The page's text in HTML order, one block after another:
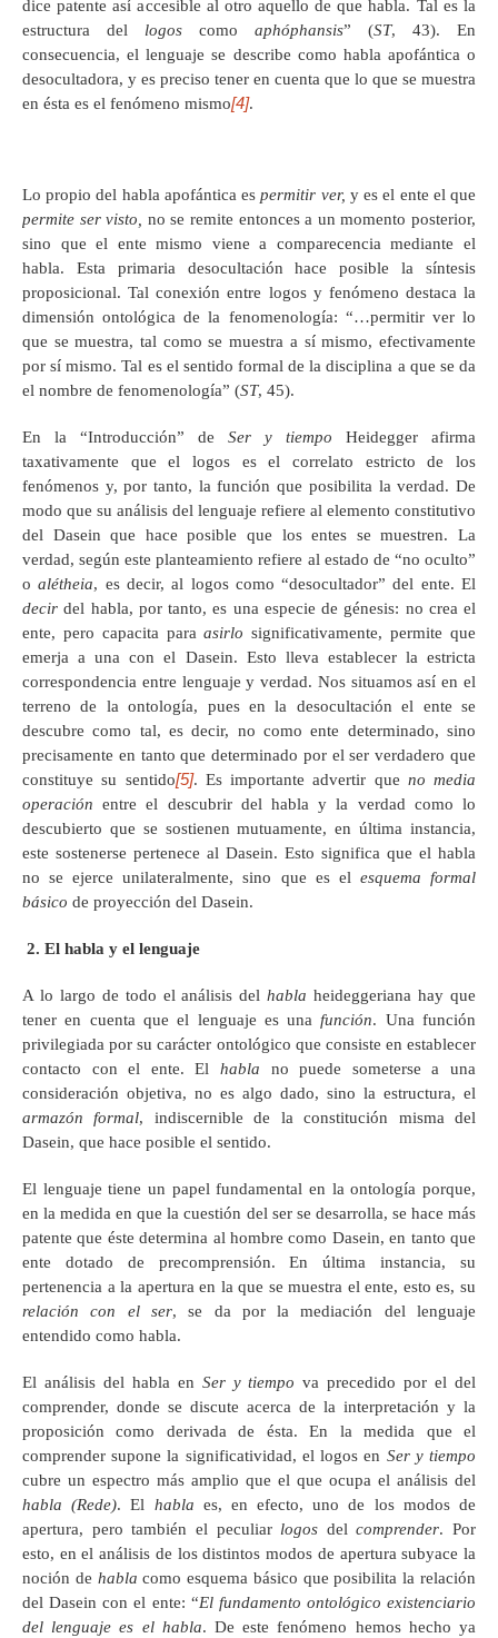
dice patente así accesible al otro aquello de que habla. Tal es la
estructura del logos como aphóphansis” (ST, 43). En
consecuencia, el lenguaje se describe como habla apofántica o
desocultadora, y es preciso tener en cuenta que lo que se muestra
en ésta es el fenómeno mismo[4].
Lo propio del habla apofántica espermitir ver, y es el ente el que
permite ser visto, no se remite entonces a un momento posterior,
sino que el ente mismo viene a comparecencia mediante el
habla. Esta primaria desocultación hace posible la síntesis
proposicional. Tal conexión entre logos y fenómeno destaca la
dimensión ontológica de la fenomenología: “…permitir ver lo
que se muestra, tal como se muestra a sí mismo, efectivamente
por sí mismo. Tal es el sentido formal de la disciplina a que se da
el nombre de fenomenología” (ST, 45).
En la “Introducción” de Ser y tiempo Heidegger afirma
taxativamente que el logos es el correlato estricto de los
fenómenos y, por tanto, la función que posibilita la verdad. De
modo que su análisis del lenguaje refiere al elemento constitutivo
del Dasein que hace posible que los entes se muestren. La
verdad, según este planteamiento refiere al estado de “no oculto”
oalétheia, es decir, al logos como “desocultador” del ente. El
decirdel habla, por tanto, es una especie de génesis: no crea el
ente, pero capacita paraasirlosignificativamente, permite que
emerja a una con el Dasein. Esto lleva establecer la estricta
correspondencia entre lenguaje y verdad. Nos situamos así en el
terreno de la ontología, pues en la desocultación el ente se
descubre como tal, es decir, no como ente determinado, sino
precisamente en tanto que determinado por el ser verdadero que
constituye su sentido[5]. Es importante advertir que no media
operaciónentre el descubrir del habla y la verdad como lo
descubierto que se sostienen mutuamente, en última instancia,
este sostenerse pertenece al Dasein. Esto significa que el habla
no se ejerce unilateralmente, sino que es el esquema formal
básico de proyección del Dasein.
2. El habla y el lenguaje
A lo largo de todo el análisis delhablaheideggeriana hay que
tener en cuenta que el lenguaje es unafunción. Una función
privilegiada por su carácter ontológico que consiste en establecer
contacto con el ente. El habla no puede someterse a una
consideración objetiva, no es algo dado, sino la estructura, el
armazón formal, indiscernible de la constitución misma del
Dasein, que hace posible el sentido.
El lenguaje tiene un papel fundamental en la ontología porque,
en la medida en que la cuestión del ser se desarrolla, se hace más
patente que éste determina al hombre como Dasein, en tanto que
ente dotado de precomprensión. En última instancia, su
pertenencia a la apertura en la que se muestra el ente, esto es, su
relación con el ser, se da por la mediación del lenguaje
entendido como habla.
El análisis del habla en Ser y tiempo va precedido por el del
comprender, donde se discute acerca de la interpretación y la
proposición como derivada de ésta. En la medida que el
comprender supone la significatividad, el logos en Ser y tiempo
cubre un espectro más amplio que el que ocupa el análisis del
habla (Rede). El habla es, en efecto, uno de los modos de
apertura, pero también el peculiar logos delcomprender. Por
esto, en el análisis de los distintos modos de apertura subyace la
noción de hablacomo esquema básico que posibilita la relación
del Dasein con el ente: “El fundamento ontológico existenciario
del lenguaje es el habla. De este fenómeno hemos hecho ya